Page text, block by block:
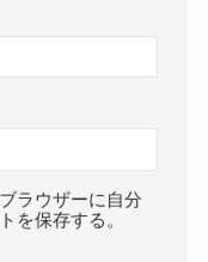
ラウザーに自分
を保存する。